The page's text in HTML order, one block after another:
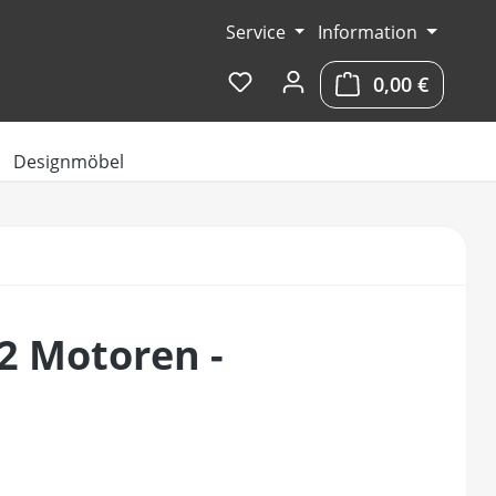
Service Information
Du hast 0 Produkte auf dem
0,00 €
Designmöbel
Motoren -